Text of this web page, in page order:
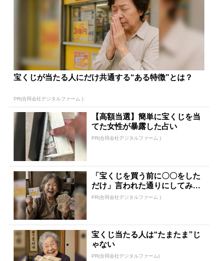
宝くじが当たる人にだけ共通する“ある特徴”とは？
PR(合同会社デジタルファーム )
【高額当選】簡単に宝くじを当
てた女性が暴露した占い
PR(合同会社デジタルファーム )
「宝くじを買う前に〇〇をした
だけ」言われた通りにしてみた
ら…
PR(合同会社デジタルファーム )
宝くじ当たる人は“たまたま”じ
ゃない
PR(合同会社デジタルファーム)